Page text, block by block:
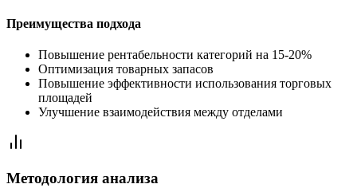
Преимущества подхода
Повышение рентабельности категорий на 15-20%
Оптимизация товарных запасов
Повышение эффективности использования торговых
площадей
Улучшение взаимодействия между отделами
Методология анализа